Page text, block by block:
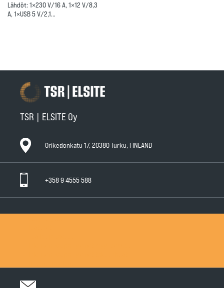
Lähdöt: 1×230 V/16 A, 1×12 V/8,3
A, 1×USB 5 V/2,1…
TSR | ELSITE Oy
Orikedonkatu 17, 20380 Turku, FINLAND
+358 9 4555 588